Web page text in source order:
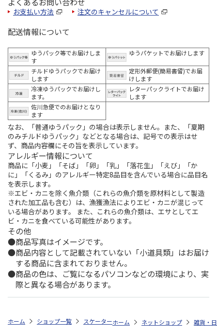
お支払い方法 注文のキャンセルについて
配送情報について
ゆうパック等でお届けしま
す
ゆうパケットでお届けします
チルドゆうパックでお届け
します
定形外郵便(簡易書留)でお届
けします
冷凍ゆうパックでお届けし
ます。
レターパックライトでお届け
します
佐川急便でのお届けとなり
ます
なお、「普通ゆうパック」の場合は表示しません。また、「夏期
のみチルドゆうパック」などとなる場合は、記号での表示はせ
ず、商品内容欄にその旨を表示しています。
アレルギー情報について
商品に「小麦」「そば」「卵」「乳」「落花生」「えび」「か
に」「くるみ」のアレルギー特定8品目を含んでいる場合に品目名
を表示します。
※エビ・カニを除く魚介類（これらの魚介類を原材料として製造
された加工品も含む）は、漁獲漁法によりエビ・カニが混じって
いる場合があります。 また、これらの魚介類は、エサとしてエ
ビ・カニを食べている可能性があります。
その他
商品写真はイメージです。
商品内容として記載されていない「小道具類」はお届け
する商品に含まれておりません。
商品の色は、ご覧になるパソコンなどの環境により、実
際と異なる場合があります。
ホーム ショップ一覧 スケーター ドリンクマーカーボトル 1000ml
ホーム ネットショップ 雑貨・